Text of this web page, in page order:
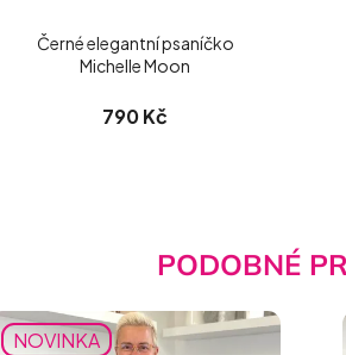
Černé elegantní psaníčko
Michelle Moon
790 Kč
PODOBNÉ
NOVINKA